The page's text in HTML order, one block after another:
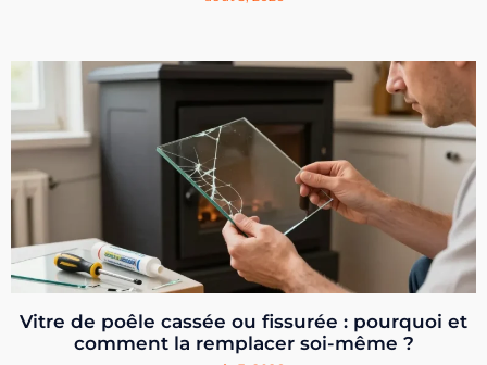
Vitre de poêle cassée ou fissurée : pourquoi et
comment la remplacer soi-même ?